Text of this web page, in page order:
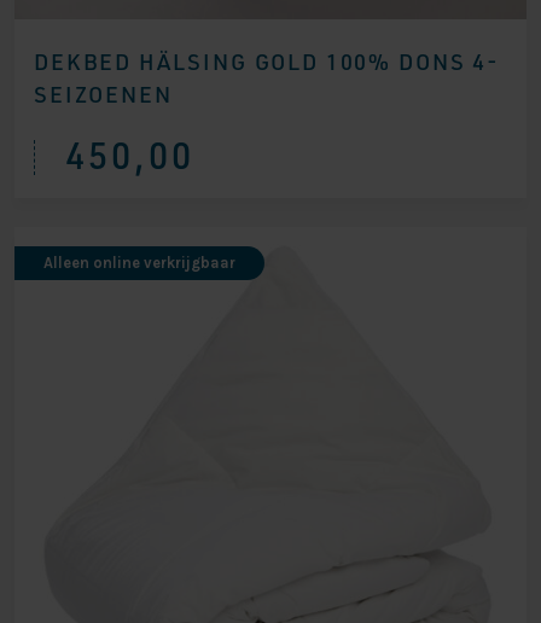
DEKBED HÄLSING GOLD 100% DONS 4-
SEIZOENEN
450,00
Alleen online verkrijgbaar